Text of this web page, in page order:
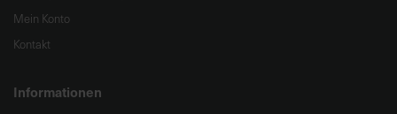
Mein Konto
Kontakt
Informationen